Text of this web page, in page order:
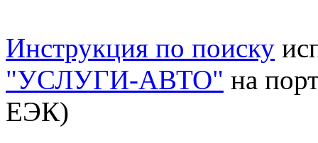
Инструкция по поиску
"УСЛУГИ-АВТО" на
ЕЭК)